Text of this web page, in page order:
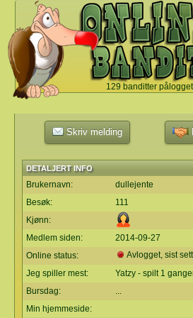
129 banditter pålogget
`
Skriv melding
DETALJERT INFO
Brukernavn:
dullejente
Besøk:
111
Kjønn:
Medlem siden:
2014-09-27
Online status:
Avlogget, sist sett
Jeg spiller mest:
Yatzy - spilt 1
Bursdag:
...
Min hjemmeside: